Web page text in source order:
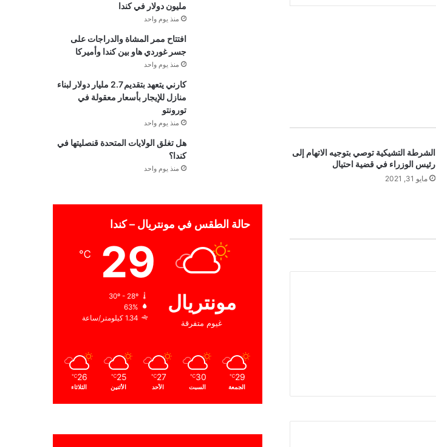
الشرطة التشيكية توصي بتوجيه الاتهام إلى
رئيس الوزراء في قضية احتيال
مايو 31, 2021
مليون دولار في كندا
منذ يوم واحد
افتتاح ممر المشاة والدراجات على
جسر غوردي هاو بين كندا وأميركا
منذ يوم واحد
كارني يتعهد بتقديم 2.7 مليار دولار لبناء
منازل للإيجار بأسعار معقولة في
تورونتو
منذ يوم واحد
هل تغلق الولايات المتحدة قنصليتها في
كندا؟
منذ يوم واحد
حالة الطقس في مونتريال – كندا
مونتريال
غيوم متفرقة
29
℃
30º - 28º
63%
1.34 كيلومتر/ساعة
29
℃
الجمعة
30
℃
السبت
27
℃
الأحد
25
℃
الأثنين
26
℃
الثلاثاء